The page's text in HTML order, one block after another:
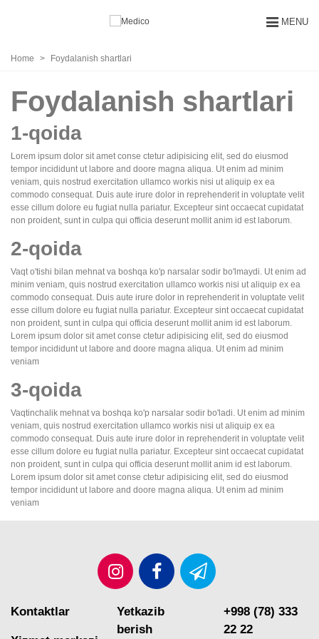
MENU
Home > Foydalanish shartlari
Foydalanish shartlari
1-qoida
Lorem ipsum dolor sit amet conse ctetur adipisicing elit, sed do eiusmod
tempor incididunt ut labore and doore magna aliqua. Ut enim ad minim
veniam, quis nostrud exercitation ullamco workis nisi ut aliquip ex ea
commodo consequat. Duis aute irure dolor in reprehenderit in voluptate velit
esse cillum dolore eu fugiat nulla pariatur. Excepteur sint occaecat cupidatat
non proident, sunt in culpa qui officia deserunt mollit anim id est laborum.
2-qoida
Vaqt o'tishi bilan mehnat va boshqa ko'p narsalar sodir bo'lmaydi. Ut enim ad
minim veniam, quis nostrud exercitation ullamco workis nisi ut aliquip ex ea
commodo consequat. Duis aute irure dolor in reprehenderit in voluptate velit
esse cillum dolore eu fugiat nulla pariatur. Excepteur sint occaecat cupidatat
non proident, sunt in culpa qui officia deserunt mollit anim id est laborum.
Lorem ipsum dolor sit amet conse ctetur adipisicing elit, sed do eiusmod
tempor incididunt ut labore and doore magna aliqua. Ut enim ad minim
veniam
3-qoida
Vaqtinchalik mehnat va boshqa ko'p narsalar sodir bo'ladi. Ut enim ad minim
veniam, quis nostrud exercitation ullamco workis nisi ut aliquip ex ea
commodo consequat. Duis aute irure dolor in reprehenderit in voluptate velit
esse cillum dolore eu fugiat nulla pariatur. Excepteur sint occaecat cupidatat
non proident, sunt in culpa qui officia deserunt mollit anim id est laborum.
Lorem ipsum dolor sit amet conse ctetur adipisicing elit, sed do eiusmod
tempor incididunt ut labore and doore magna aliqua. Ut enim ad minim
veniam
Kontaktlar
Yetkazib
berish
+998 (78) 333
22 22